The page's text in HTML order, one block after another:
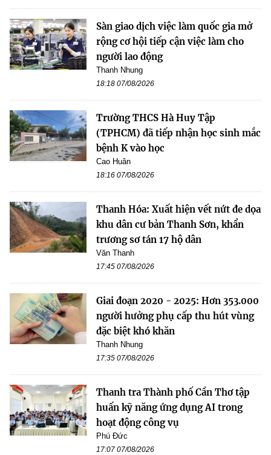
Sàn giao dịch việc làm quốc gia mở
rộng cơ hội tiếp cận việc làm cho
người lao động
Thanh Nhung
18:18 07/08/2026
Trường THCS Hà Huy Tập
(TPHCM) đã tiếp nhận học sinh mắc
bệnh K vào học
Cao Huân
18:16 07/08/2026
Thanh Hóa: Xuất hiện vết nứt đe dọa
khu dân cư bản Thanh Sơn, khẩn
trương sơ tán 17 hộ dân
Văn Thanh
17:45 07/08/2026
Giai đoạn 2020 - 2025: Hơn 353.000
người hưởng phụ cấp thu hút vùng
đặc biệt khó khăn
Thanh Nhung
17:35 07/08/2026
Thanh tra Thành phố Cần Thơ tập
huấn kỹ năng ứng dụng AI trong
hoạt động công vụ
Phú Đức
17:07 07/08/2026